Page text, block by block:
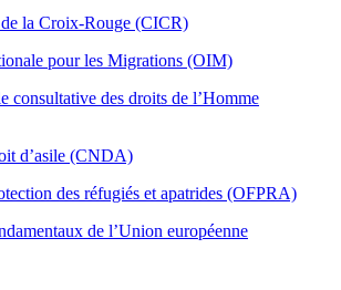
la Croix-Rouge (CICR)
pour les Migrations (OIM)
consultative des droits de l’Homme
d’asile (CNDA)
des réfugiés et apatrides (OFPRA)
de l’Union européenne